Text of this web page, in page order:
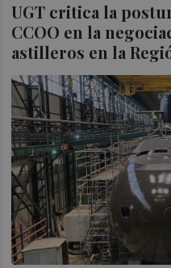
UGT critica la
CCOO en la
astilleros en la